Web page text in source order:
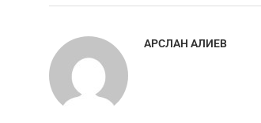
АРСЛАН АЛИЕВ